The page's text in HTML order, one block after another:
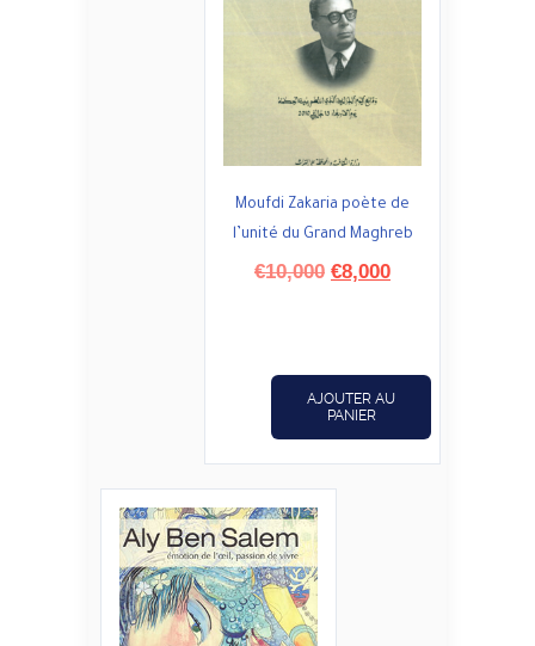
Moufdi Zakaria poète de
l’unité du Grand Maghreb
€10,000 Le
€10,000.
€8,000Le
€8,000.
AJOUTER AU
PANIER